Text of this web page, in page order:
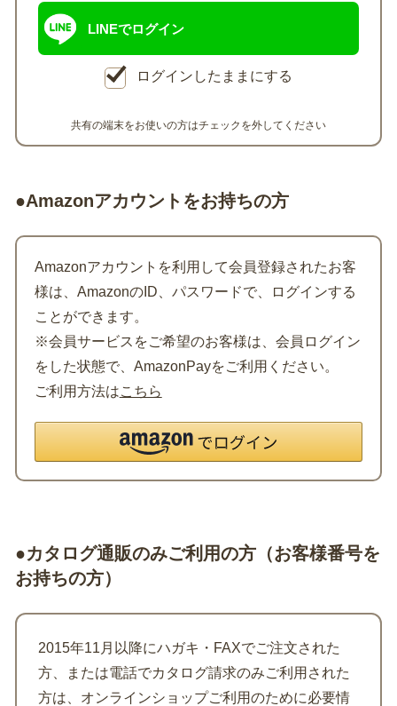
LINEでログイン
ログインしたままにする
共有の端末をお使いの方はチェックを外してください
●Amazonアカウントをお持ちの方
Amazonアカウントを利用して会員登録されたお客
様は、AmazonのID、パスワードで、ログインする
ことができます。
※会員サービスをご希望のお客様は、会員ログイン
をした状態で、AmazonPayをご利用ください。
ご利用方法はこちら
●カタログ通販のみご利用の方（お客様番号を
お持ちの方）
2015年11月以降にハガキ・FAXでご注文された
方、または電話でカタログ請求のみご利用された
方は、オンラインショップご利用のために必要情